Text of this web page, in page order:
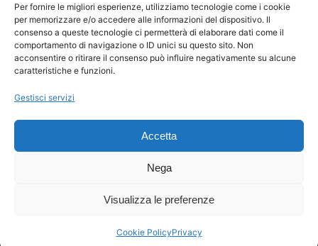
Per fornire le migliori esperienze, utilizziamo tecnologie come i cookie
per memorizzare e/o accedere alle informazioni del dispositivo. Il
consenso a queste tecnologie ci permetterà di elaborare dati come il
comportamento di navigazione o ID unici su questo sito. Non
acconsentire o ritirare il consenso può influire negativamente su alcune
caratteristiche e funzioni.
Gestisci servizi
Accetta
Nega
Visualizza le preferenze
Cookie PolicyPrivacy
Vedi storico Vedi storico
© 2026Arredamento Vintage, Retrò
Partecipante al Programma di Affiliazione Amazon EU, un programma
potrebbero variare. Verifica sempre il prezzo finale su Amazon prima
© 2026 Danilo Franceschini — Via Amiterno, 40 — 00183 Roma — C.F.